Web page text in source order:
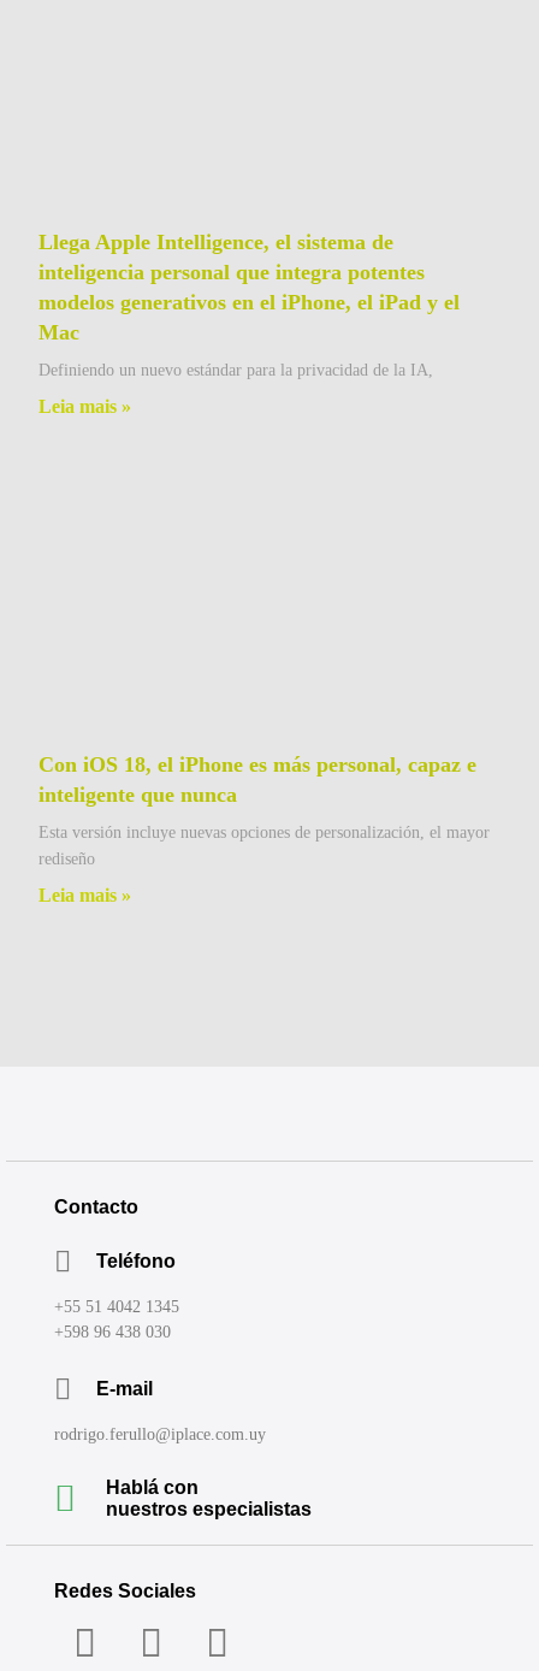
Llega Apple Intelligence, el sistema de
inteligencia personal que integra potentes
modelos generativos en el iPhone, el iPad y el
Mac
Definiendo un nuevo estándar para la privacidad de la IA,
Leia mais »
Con iOS 18, el iPhone es más personal, capaz e
inteligente que nunca
Esta versión incluye nuevas opciones de personalización, el mayor
rediseño
Leia mais »
Contacto
Teléfono
+55 51 4042 1345
+598 96 438 030
E-mail
rodrigo.ferullo@iplace.com.uy
Hablá con
nuestros especialistas
Redes Sociales